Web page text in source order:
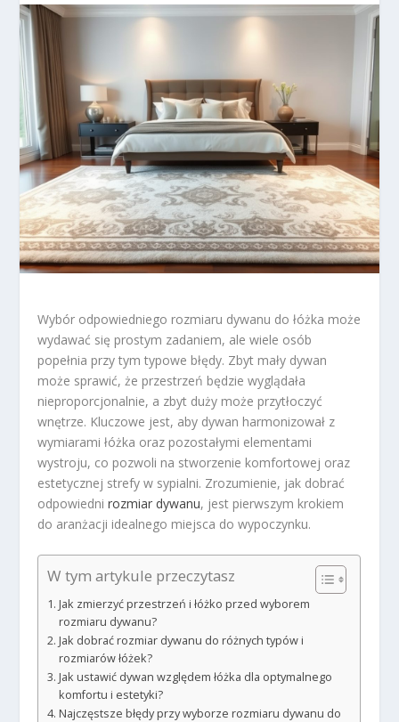
Wybór odpowiedniego rozmiaru dywanu do łóżka może
wydawać się prostym zadaniem, ale wiele osób
popełnia przy tym typowe błędy. Zbyt mały dywan
może sprawić, że przestrzeń będzie wyglądała
nieproporcjonalnie, a zbyt duży może przytłoczyć
wnętrze. Kluczowe jest, aby dywan harmonizował z
wymiarami łóżka oraz pozostałymi elementami
wystroju, co pozwoli na stworzenie komfortowej oraz
estetycznej strefy w sypialni. Zrozumienie, jak dobrać
odpowiednirozmiar dywanu, jest pierwszym krokiem
do aranżacji idealnego miejsca do wypoczynku.
W tym artykule przeczytasz
Jak zmierzyć przestrzeń i łóżko przed wyborem
rozmiaru dywanu?
Jak dobrać rozmiar dywanu do różnych typów i
rozmiarów łóżek?
Jak ustawić dywan względem łóżka dla optymalnego
komfortu i estetyki?
Najczęstsze błędy przy wyborze rozmiaru dywanu do